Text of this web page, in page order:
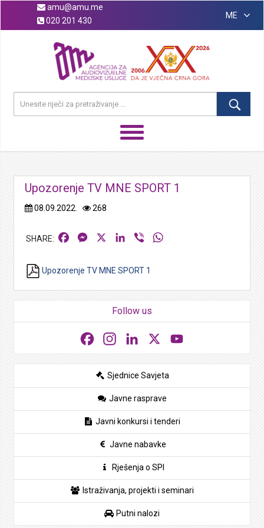
amu@amu.me
020 201 430
ME
Upozorenje TV MNE SPORT 1
08.09.2022. 268
FacebookMessengerLinkedIn
Viber
Upozorenje TV MNE SPORT 1
Follow us
FacebookInstagramLinkedIn
Sjednice Savjeta
Javne rasprave
Javni konkursi i tenderi
Javne nabavke
Rješenja o SPI
Istraživanja, projekti i seminari
Putni nalozi